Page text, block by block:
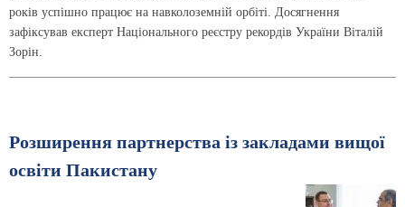
років успішно працює на навколоземній орбіті. Досягнення
зафіксував експерт Національного реєстру рекордів України Віталій
Зорін.
Розширення партнерства із закладами вищої
освіти Пакистану